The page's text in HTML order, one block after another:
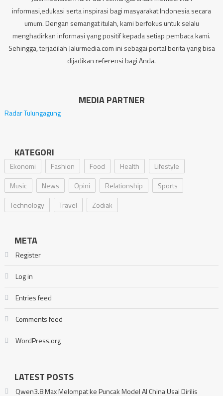
informasi,edukasi serta inspirasi bagi masyarakat Indonesia secara
umum. Dengan semangat itulah, kami berfokus untuk selalu
menghadirkan informasi yang positif kepada setiap pembaca kami.
Sehingga, terjadilah Jalurmedia.com ini sebagai portal berita yang bisa
dijadikan referensi bagi Anda.
MEDIA PARTNER
Radar Tulungagung
KATEGORI
Ekonomi Fashion Food Health
Lifestyle
Music
News Opini Relationship
Sports
Technology
Travel Zodiak
META
Register
Log in
Entries feed
Comments feed
WordPress.org
LATEST POSTS
Qwen3.8 Max Melompat ke Puncak Model AI China Usai Dirilis